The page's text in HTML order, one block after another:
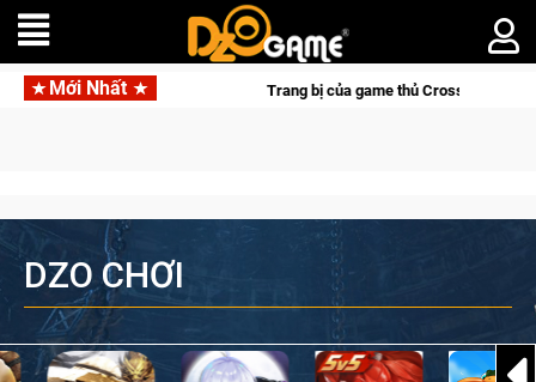
Mới Nhất
Trang bị của game thủ Crossfire sẽ lộng lẫy ánh đèn với Kho Báu
DZO CHƠI